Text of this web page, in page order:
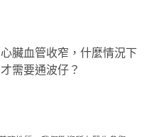
心臟血管收窄，什麼情況下
才需要通波仔？